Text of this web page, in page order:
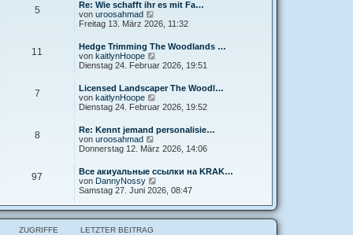
e
t
B
i
r
g
5
Re: Wie schafft ihr es mit Fa…
von uroosahmad
e
e
s
t
e
B
e
i
r
a
g
Freitag 13. März 2026, 11:32
11
Hedge Trimming The Woodlands …
von kaitlynHoope
e
s
e
B
i
r
a
g
Dienstag 24. Februar 2026, 19:51
7
Licensed Landscaper The Woodl…
von kaitlynHoope
e
s
e
B
i
r
a
Dienstag 24. Februar 2026, 19:52
8
Re: Kennt jemand personalisie…
von uroosahmad
e
s
t
e
r
B
e
Donnerstag 12. März 2026, 14:06
97
Все акиуальные ссылки на KRAK…
von DannyNossy
e
e
s
Samstag 27. Juni 2026, 08:47
ZUGRIFFE LETZTER BEITRAG